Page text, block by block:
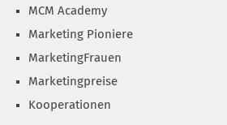
MCM Academy
Marketing Pioniere
MarketingFrauen
Marketingpreise
Kooperationen